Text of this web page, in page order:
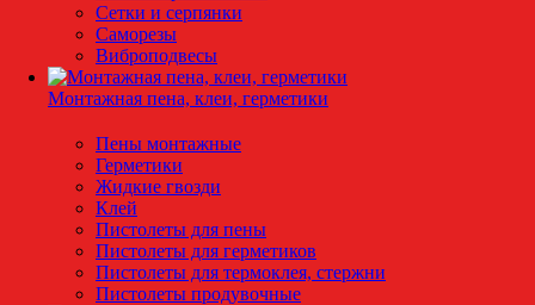
Сетки и серпянки
Саморезы
Виброподвесы
Монтажная пена, клеи, герметики
Пены монтажные
Герметики
Жидкие гвозди
Клей
Пистолеты для пены
Пистолеты для герметиков
Пистолеты для термоклея, стержни
Пистолеты продувочные